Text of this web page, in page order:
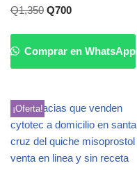
Valorado
con
Q1,350 Q700
Comprar en WhatsApp
¡Oferta!